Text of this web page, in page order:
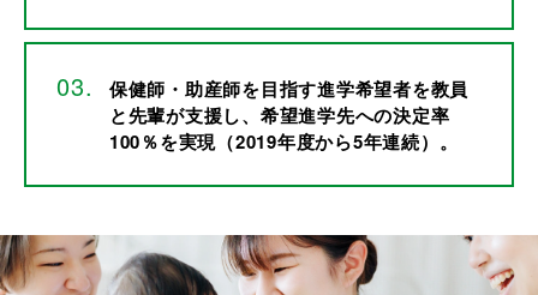
保健師・助産師を目指す進学希望者を教員
と先輩が支援し、希望進学先への決定率
100％を実現（2019年度から5年連続）。